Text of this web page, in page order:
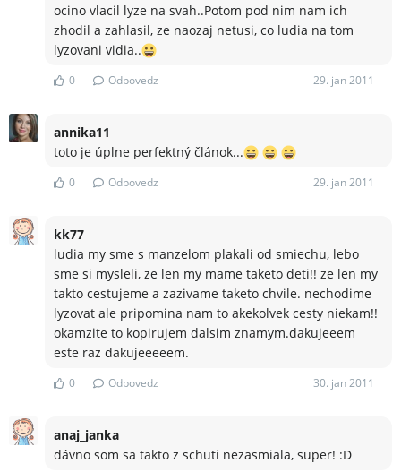
ocino vlacil lyze na svah..Potom pod nim nam ich
zhodil a zahlasil, ze naozaj netusi, co ludia na tom
lyzovani vidia..
0 Odpovedz 29. jan 2011
annika11
toto je úplne perfektný článok...
0 Odpovedz 29. jan 2011
kk77
ludia my sme s manzelom plakali od smiechu, lebo
sme si mysleli, ze len my mame taketo deti!! ze len my
takto cestujeme a zazivame taketo chvile. nechodime
lyzovat ale pripomina nam to akekolvek cesty niekam!!
okamzite to kopirujem dalsim znamym.dakujeeem
este raz dakujeeeeem.
0 Odpovedz 30. jan 2011
anaj_janka
dávno som sa takto z schuti nezasmiala, super! :D